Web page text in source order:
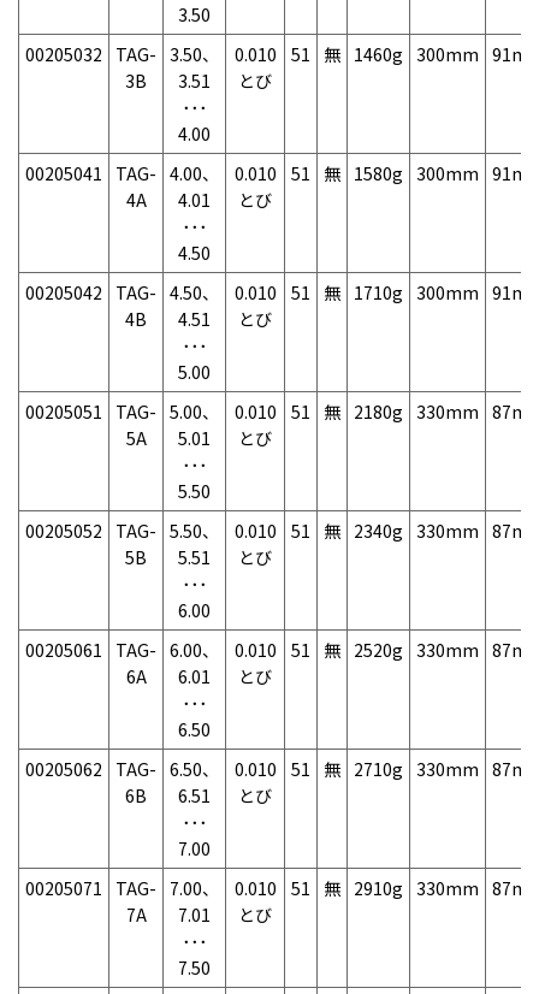
3.50
00205032
TAG-
3B
3.50、
3.51
･･･
4.00
0.010
とび
51 無 1460g 300mm
00205041
TAG-
4A
4.00、
4.01
･･･
4.50
0.010
とび
51 無 1580g 300mm
00205042
TAG-
4B
4.50、
4.51
･･･
5.00
0.010
とび
51 無 1710g 300mm
00205051
TAG-
5A
5.00、
5.01
･･･
5.50
0.010
とび
51 無 2180g 330mm
00205052
TAG-
5B
5.50、
5.51
･･･
6.00
0.010
とび
51 無 2340g 330mm
00205061
TAG-
6A
6.00、
6.01
･･･
6.50
0.010
とび
51 無 2520g 330mm
00205062
TAG-
6B
6.50、
6.51
･･･
7.00
0.010
とび
51 無 2710g 330mm
00205071
TAG-
7A
7.00、
7.01
･･･
7.50
0.010
とび
51 無 2910g 330mm